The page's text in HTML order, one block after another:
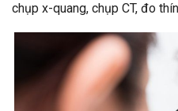
chụp x-quang, chụp CT, đo